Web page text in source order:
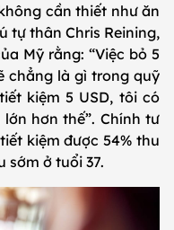
cần thiết như ăn
tự thân Chris Reining,
Mỹ rằng: “Việc bỏ 5
chẳng là gì trong quỹ
kiệm 5 USD, tôi có
hơn thế”. Chính tư
kiệm được 54% thu
sớm ở tuổi 37.